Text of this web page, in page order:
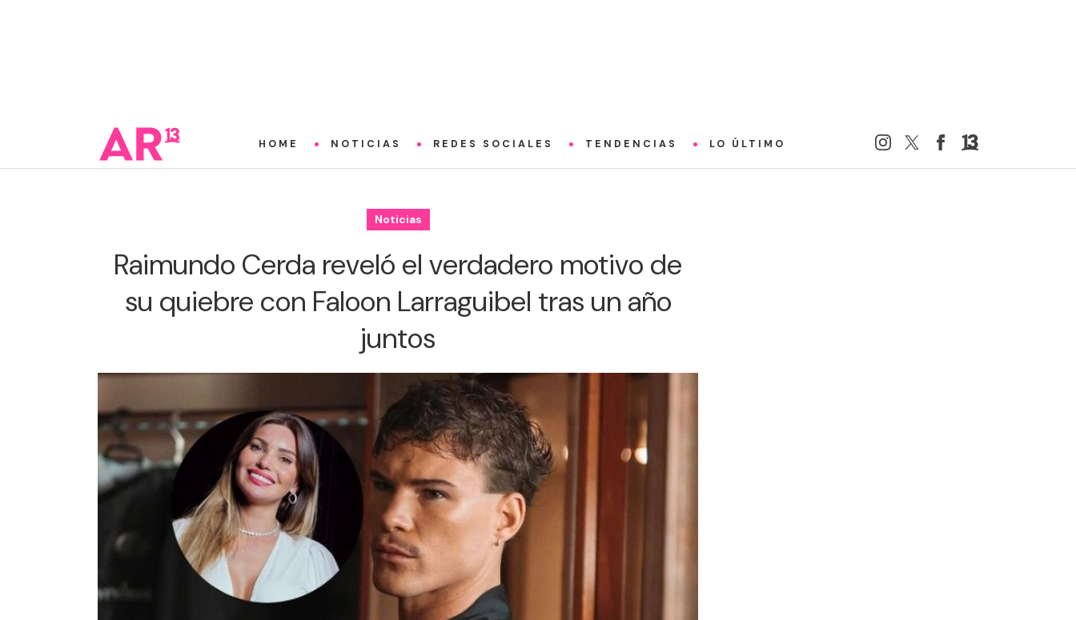
HOME NOTICIAS REDES SOCIALES TENDENCIAS LO ÚLTIMO
Noticias
Raimundo Cerda reveló el verdadero motivo de
su quiebre con Faloon Larraguibel tras un año
juntos